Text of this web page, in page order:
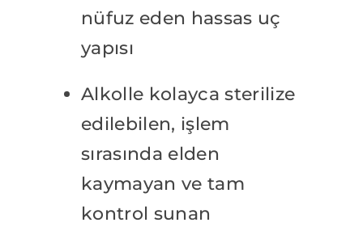
nüfuz eden hassas uç
yapısı
Alkolle kolayca sterilize
edilebilen, işlem
sırasında elden
kaymayan ve tam
kontrol sunan